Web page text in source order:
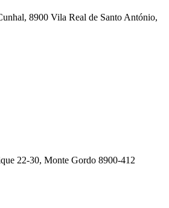
8900 Vila Real de Santo António,
22-30, Monte Gordo 8900-412